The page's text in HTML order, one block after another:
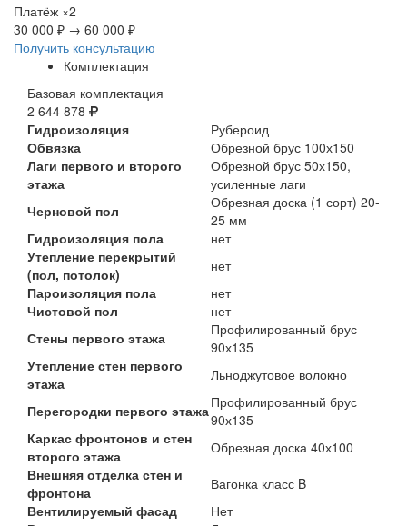
Платёж ×2
30 000 ₽ → 60 000 ₽
Получить консультацию
Комплектация
Базовая комплектация
2 644 878
Гидроизоляция
Рубероид
Обвязка
Обрезной брус 100х150
Лаги первого и второго
этажа
Обрезной брус 50х150,
усиленные лаги
Черновой пол
Обрезная доска (1 сорт) 20-
25 мм
Гидроизоляция пола
нет
Утепление перекрытий
(пол, потолок)
нет
Пароизоляция пола
нет
Чистовой пол
нет
Стены первого этажа
Профилированный брус
90х135
Утепление стен первого
этажа
Льноджутовое волокно
Перегородки первого этажаПрофилированный брус
90х135
Каркас фронтонов и стен
второго этажа
Обрезная доска 40х100
Внешняя отделка стен и
фронтона
Вагонка класс B
Вентилируемый фасад
Нет